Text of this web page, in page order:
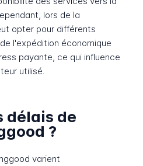
lors de la
opter pour différents
l'expédition économique
payante, ce qui influence
utilisé.
délais de
?
varient